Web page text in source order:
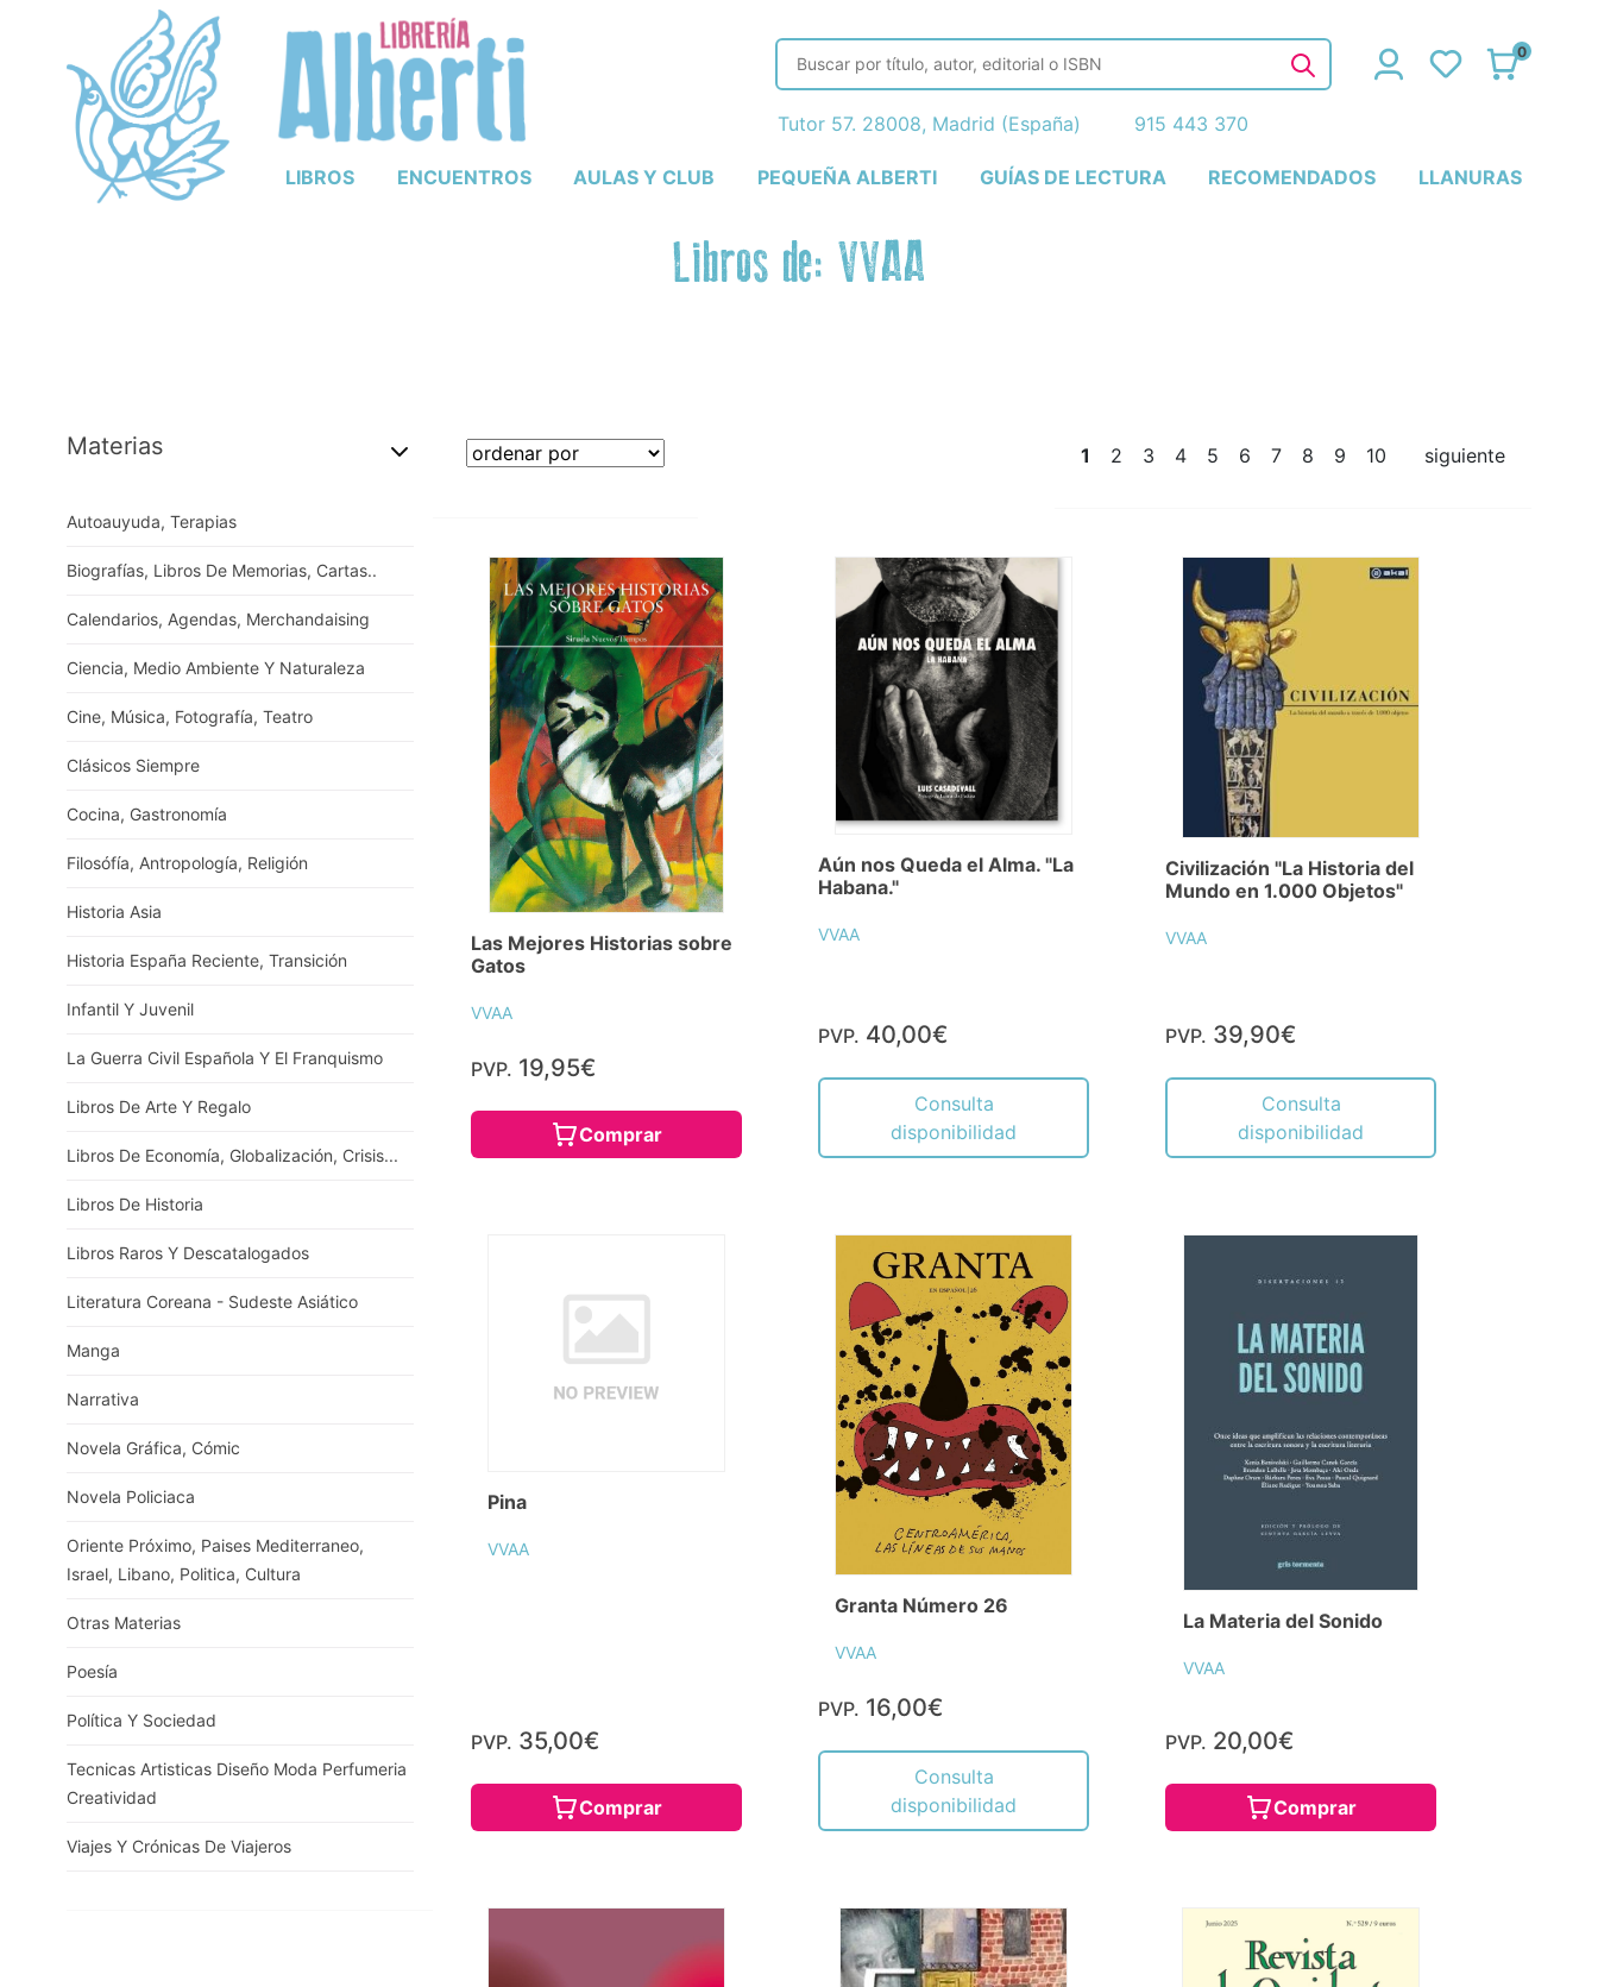
LIBROS ENCUENTROS AULAS Y CLUB PEQUEÑA ALBERTI GUÍAS DE LECTURA RECOMENDADOS LLANURAS
0
Tutor 57. 28008, Madrid (España) 915 443 370
Libros de: VVAA
Materias
Autoauyuda, Terapias
Biografías, Libros De Memorias, Cartas..
Calendarios, Agendas, Merchandaising
Ciencia, Medio Ambiente Y Naturaleza
Cine, Música, Fotografía, Teatro
Clásicos Siempre
Cocina, Gastronomía
Filosófía, Antropología, Religión
Historia Asia
Historia España Reciente, Transición
Infantil Y Juvenil
La Guerra Civil Española Y El Franquismo
Libros De Arte Y Regalo
Libros De Economía, Globalización, Crisis...
Libros De Historia
Libros Raros Y Descatalogados
Literatura Coreana - Sudeste Asiático
Manga
Narrativa
Novela Gráfica, Cómic
Novela Policiaca
Oriente Próximo, Paises Mediterraneo,
Israel, Libano, Politica, Cultura
Otras Materias
Poesía
Política Y Sociedad
Tecnicas Artisticas Diseño Moda Perfumeria
Creatividad
Viajes Y Crónicas De Viajeros
1 2 3 4 5 6 7 8 9 10 siguiente
Las Mejores Historias sobre
Gatos
VVAA
PVP. 19,95€
Comprar
Aún nos Queda el Alma. "La
Habana."
VVAA
PVP. 40,00€
Consulta
disponibilidad
Civilización "La Historia del
Mundo en 1.000 Objetos"
VVAA
PVP. 39,90€
Consulta
disponibilidad
Pina
VVAA
PVP. 35,00€
Comprar
Granta Número 26
VVAA
PVP. 16,00€
Consulta
disponibilidad
La Materia del Sonido
VVAA
PVP. 20,00€
Comprar